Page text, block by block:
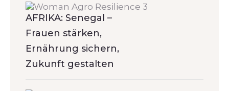
AFRIKA: Senegal –
Frauen stärken,
Ernährung sichern,
Zukunft gestalten